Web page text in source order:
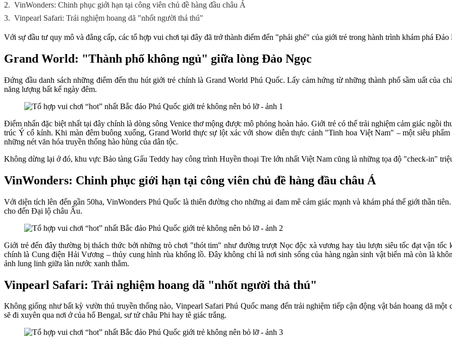
2. VinWonders: Chinh phục giới hạn tại công viên chủ đề hàng đầu châu Á
3. Vinpearl Safari: Trải nghiệm hoang dã "nhốt người thả thú"
Với sự đầu tư quy mô và đẳng cấp, các tổ hợp vui chơi tại đây đã trở thành điểm đến "phải ghé" của giới trẻ trong hành trình khám phá Đảo
Grand World: "Thành phố không ngủ" giữa lòng Đảo Ngọc
Đứng đầu danh sách những điểm đến thu hút giới trẻ chính là Grand World Phú Quốc. Lấy cảm hứng từ những thành phố sầm uất của
năng lượng bất kể ngày đêm.
Điểm nhấn đặc biệt nhất tại đây chính là dòng sông Venice thơ mộng được mô phỏng hoàn hảo. Giới trẻ có thể trải nghiệm cảm giác ngồi
trúc Ý cổ kính. Khi màn đêm buông xuống, Grand World thực sự lột xác với show diễn thực cảnh "Tinh hoa Việt Nam" – một siêu
những nét văn hóa truyền thống hào hùng của dân tộc.
Không dừng lại ở đó, khu vực Bảo tàng Gấu Teddy hay công trình Huyền thoại Tre lớn nhất Việt Nam cũng là những tọa độ "check-in"
VinWonders: Chinh phục giới hạn tại công viên chủ đề hàng đầu châu Á
Với diện tích lên đến gần 50ha, VinWonders Phú Quốc là thiên đường cho những ai đam mê cảm giác mạnh và khám phá thế giới thần
cho đến Đại lộ châu Âu.
Giới trẻ đến đây thường bị thách thức bởi những trò chơi "thót tim" như đường trượt Nọc độc xà vương hay tàu lượn siêu tốc đạt vận tốc
chính là Cung điện Hải Vương – thủy cung hình rùa khổng lồ. Đây không chỉ là nơi sinh sống của hàng ngàn sinh vật biển mà còn là
ảnh lung linh giữa làn nước xanh thẳm.
Vinpearl Safari: Trải nghiệm hoang dã "nhốt người thả thú"
Không giống như bất kỳ vườn thú truyền thống nào, Vinpearl Safari Phú Quốc mang đến trải nghiệm tiếp cận động vật bán hoang dã
sẽ đi xuyên qua nơi ở của hổ Bengal, sư tử châu Phi hay tê giác trắng.